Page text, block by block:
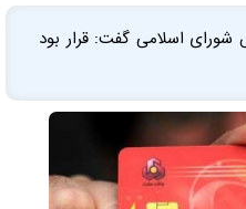
اسلامی گفت: قرار بود